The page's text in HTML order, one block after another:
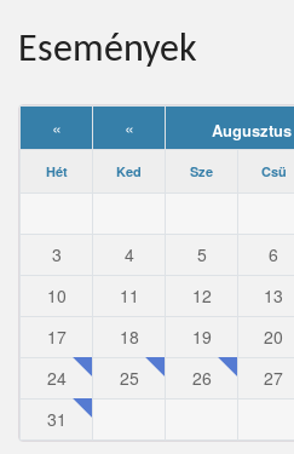
Események
« «
Hét Ked Sze Csü
3
4 5 6
10
11 12 13
17
18 19 20
24
25 26 27
31